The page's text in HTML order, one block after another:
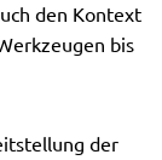
den Kontext
bis
der